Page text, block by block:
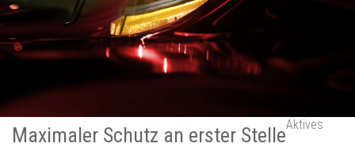
Maximaler Schutz an erster StelleAktives